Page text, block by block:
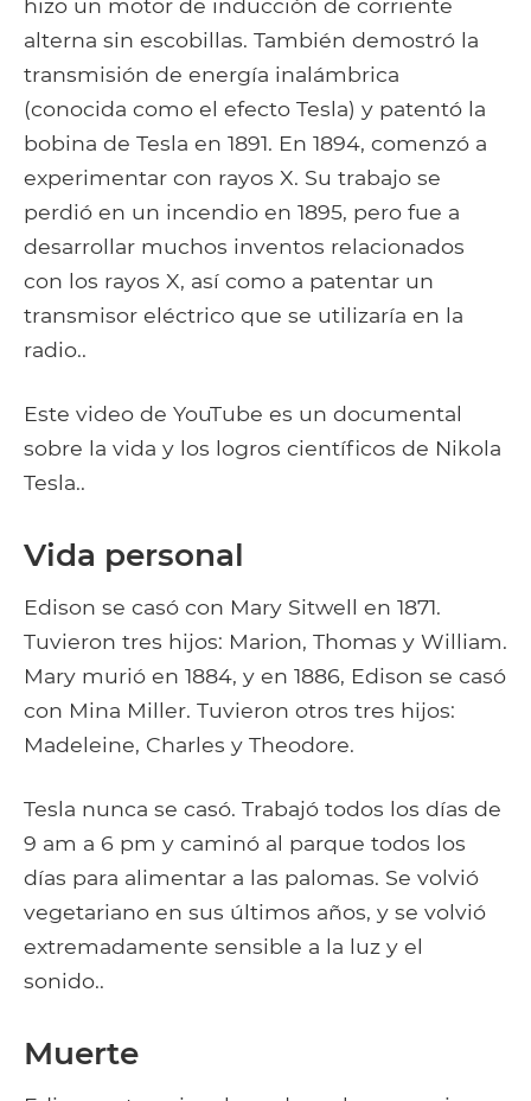
hizo un motor de inducción de corriente
alterna sin escobillas. También demostró la
transmisión de energía inalámbrica
(conocida como el efecto Tesla) y patentó la
bobina de Tesla en 1891. En 1894, comenzó a
experimentar con rayos X. Su trabajo se
perdió en un incendio en 1895, pero fue a
desarrollar muchos inventos relacionados
con los rayos X, así como a patentar un
transmisor eléctrico que se utilizaría en la
radio..
Este video de YouTube es un documental
sobre la vida y los logros científicos de Nikola
Tesla..
Vida personal
Edison se casó con Mary Sitwell en 1871.
Tuvieron tres hijos: Marion, Thomas y William.
Mary murió en 1884, y en 1886, Edison se casó
con Mina Miller. Tuvieron otros tres hijos:
Madeleine, Charles y Theodore.
Tesla nunca se casó. Trabajó todos los días de
9 am a 6 pm y caminó al parque todos los
días para alimentar a las palomas. Se volvió
vegetariano en sus últimos años, y se volvió
extremadamente sensible a la luz y el
sonido..
Muerte